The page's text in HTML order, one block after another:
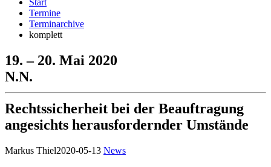
Start
Termine
Terminarchive
komplett
19. – 20. Mai 2020
N.N.
Rechtssicherheit bei der Beauftragung
angesichts herausfordernder Umstände
Markus Thiel2020-05-13 News